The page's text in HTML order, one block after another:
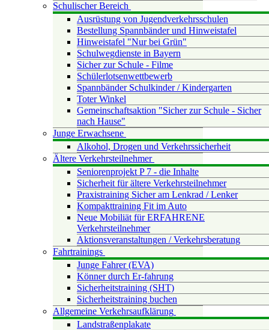
Schulischer Bereich
Ausrüstung von Jugendverkehrsschulen
Bestellung Spannbänder und Hinweistafel
Hinweistafel "Nur bei Grün"
Schulwegdienste in Bayern
Sicher zur Schule - Filme
Schülerlotsenwettbewerb
Spannbänder Schulkinder / Kindergarten
Toter Winkel
Gemeinschaftsaktion "Sicher zur Schule - Sicher
nach Hause"
Junge Erwachsene
Alkohol, Drogen und Verkehrssicherheit
Ältere Verkehrsteilnehmer
Seniorenprojekt P 7 - die Inhalte
Sicherheit für ältere Verkehrsteilnehmer
Praxistraining Sicher am Lenkrad / Lenker
Kompakttraining Fit im Auto
Neue Mobiliät für ERFAHRENE
Verkehrsteilnehmer
Aktionsveranstaltungen / Verkehrsberatung
Fahrtrainings
Junge Fahrer (EVA)
Könner durch Er-fahrung
Sicherheitstraining (SHT)
Sicherheitstraining buchen
Allgemeine Verkehrsaufklärung
Landstraßenplakate